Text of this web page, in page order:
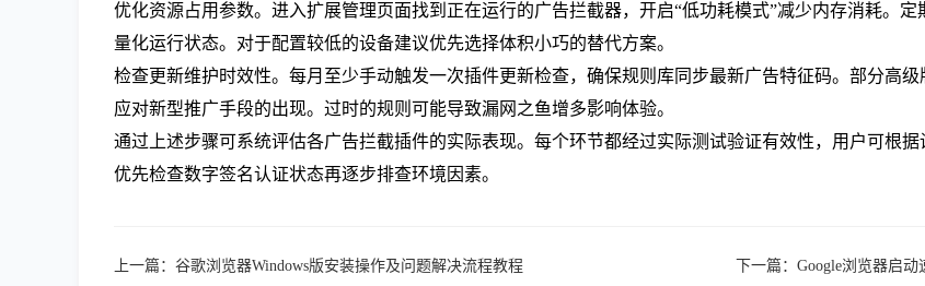
优化资源占用参数。进入扩展管理页面找到正在运行的广告拦截器，开启“低功耗模式”减少内存消耗。
量化运行状态。对于配置较低的设备建议优先选择体积小巧的替代方案。
检查更新维护时效性。每月至少手动触发一次插件更新检查，确保规则库同步最新广告特征码。部分高
应对新型推广手段的出现。过时的规则可能导致漏网之鱼增多影响体验。
通过上述步骤可系统评估各广告拦截插件的实际表现。每个环节都经过实际测试验证有效性，用户可根
优先检查数字签名认证状态再逐步排查环境因素。
上一篇： 谷歌浏览器Windows版安装操作及问题解决流程教程 下一篇： Google浏览器启